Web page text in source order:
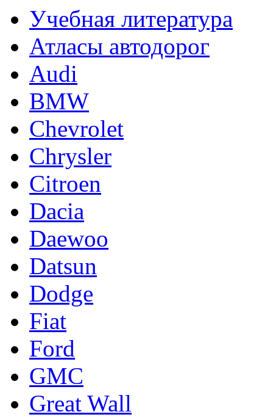
Учебная литература
Атласы автодорог
Audi
BMW
Chevrolet
Chrysler
Citroen
Dacia
Daewoo
Datsun
Dodge
Fiat
Ford
GMC
Great Wall